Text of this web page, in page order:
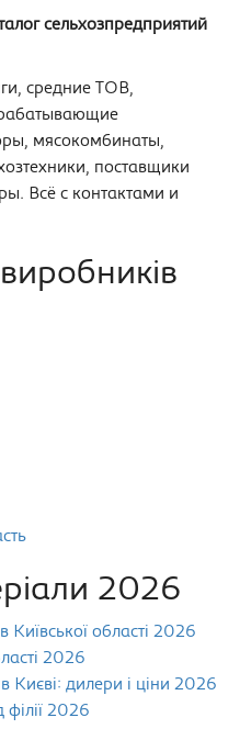
сельхозпредприятий
средние ТОВ,
мясокомбинаты,
поставщики
Всё с контактами и
2026
області 2026
2026
в Києві: дилери і ціни 2026
2026